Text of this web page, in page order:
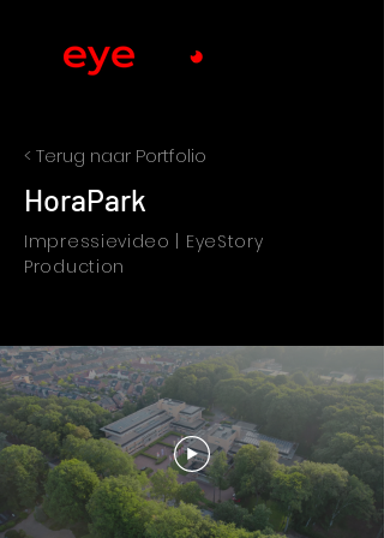
< Terug naar Portfolio
HoraPark
Impressievideo | EyeStory
Production